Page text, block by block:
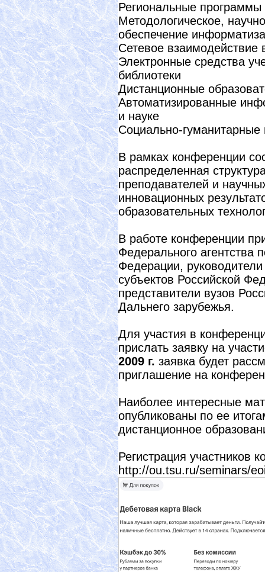
Региональные
Методологическое,
обеспечение
Сетевое взаимодействие
Электронные средства
библиотеки
Дистанционные
Автоматизированные
и науке
Социально-
В рамках конференции
распределенная
преподавателей и
инновационных
образовательных
В работе конференции
Федерального агентства
Федерации,
субъектов Российской
представители вузов
Дальнего зарубежья.
Для участия в
прислать заявку на
2009 г. заявка будет
приглашение на
Наиболее интересные
опубликованы по ее
дистанционное
Регистрация участников
http://ou.tsu.ru/seminars/